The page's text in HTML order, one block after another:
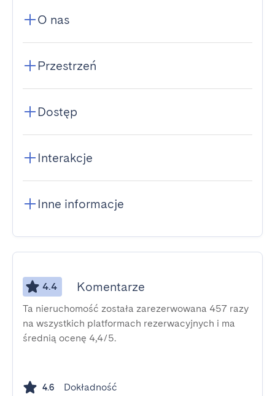
O nas
Przestrzeń
Dostęp
Interakcje
Inne informacje
4.4 Komentarze
Ta nieruchomość została zarezerwowana 457 razy
na wszystkich platformach rezerwacyjnych i ma
średnią ocenę 4,4/5.
4.6 Dokładność